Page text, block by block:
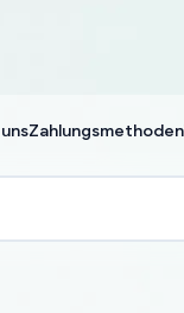
Zahlungsmethoden